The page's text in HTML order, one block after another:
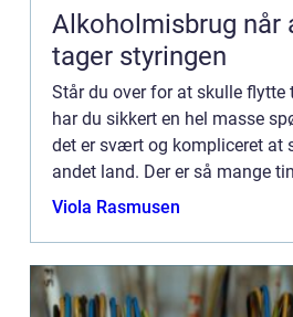
Alkoholmisbrug når alkoholen
tager styringen
Står du over for at skulle flytte
har du sikkert en hel masse
det er svært og kompliceret at
andet land. Der er så mange
dig ind i. Bare sådan noget
Viola Rasmusen